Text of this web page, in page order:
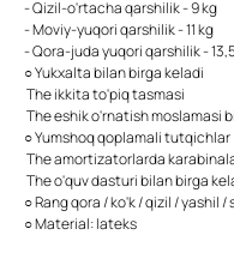
- Qizil-o'rtacha qarshilik - 9 kg
- Moviy-yuqori qarshilik - 11 kg
- Qora-juda yuqori qarshilik -
○ Yukxalta bilan birga keladi
The ikkita to'piq tasmasi
The eshik o'rnatish moslamasi
○ Yumshoq qoplamali tutqichlar
The amortizatorlarda
The o'quv dasturi bilan birga
○ Rang qora / ko'k / qizil / yashil /
○ Material: lateks